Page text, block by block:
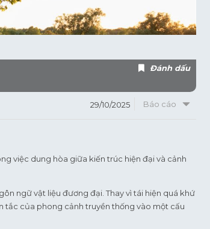
Đánh dấu
29/10/2025 Báo cáo
việc dung hòa giữa kiến trúc hiện đại và cảnh
ngữ vật liệu đương đại. Thay vì tái hiện quá khứ
tắc của phong cảnh truyền thống vào một cấu